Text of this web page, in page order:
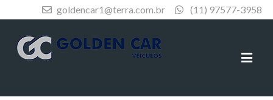
goldencar1@terra.com.br (11) 97577-3958